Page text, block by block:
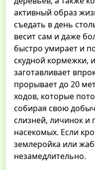
активный образ
съедать в день
весит сам и даже
быстро умирает и
скудной кормежки,
заготавливает
прорывает до 20
ходов, которые
собирая свою
слизней, личинок
насекомых. Если
землеройка или
незамедлительно.